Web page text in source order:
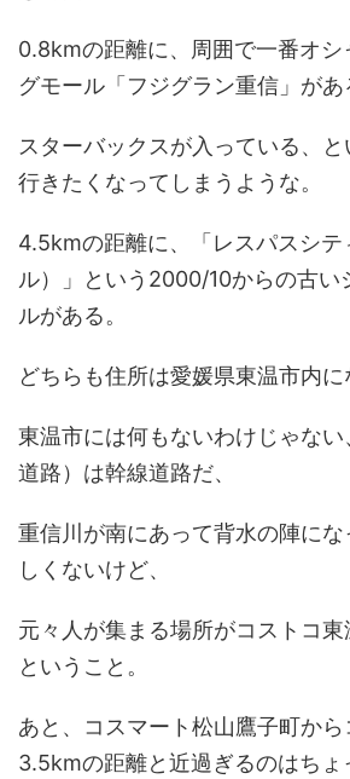
0.8kmの距離に、周囲で一番オシ
グモール「フジグラン重信」があ
スターバックスが入っている、
行きたくなってしまうような。
4.5kmの距離に、「レスパスシテ
ル）」という2000/10からの古い
ルがある。
どちらも住所は愛媛県東温市内に
東温市には何もないわけじゃない
道路）は幹線道路だ、
重信川が南にあって背水の陣にな
しくないけど、
元々人が集まる場所がコストコ
ということ。
あと、コスマート松山鷹子町か
3.5kmの距離と近過ぎるのはちょ